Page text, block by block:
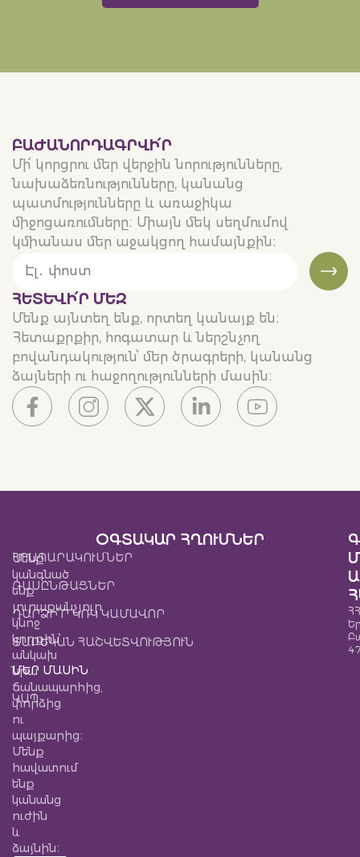
ԲԱԺԱՆՈՐԴԱԳՐՎԻ՛Ր
Մի՛ կորցրու մեր վերջին նորությունները,
նախաձեռնությունները, կանանց
պատմությունները և առաջիկա
միջոցառումները։ Միայն մեկ սեղմումով
կմիանաս մեր աջակցող համայնքին։
ՀԵՏԵՒԻ՛Ր ՄԵԶ
Մենք այնտեղ ենք, որտեղ կանայք են։
Հետաքրքիր, հոգատար և ներշնչող
բովանդակություն՝ մեր ծրագրերի, կանանց
ձայների ու հաջողությունների մասին։
Մենք
կանգնած
ենք
յուրաքանչյուր
կնոջ
կողքին՝
անկախ
նրա
ճանապարհից,
փորձից
ու
պայքարից։
Մենք
հավատում
ենք
կանանց
ուժին
և
ձայնին։
ՕԳՏԱԿԱՐ ՀՂՈՒՄՆԵՐ
ՀՐԱՊԱՐԱԿՈՒՄՆԵՐ
ԴԱՍԸՆԹԱՑՆԵՐ
ԴԱՐՁԻ՜Ր ԿՌԿ ԿԱՄԱՎՈՐ
ՏԱՐԵԿԱՆ ՀԱՇՎԵՏՎՈՒԹՅՈՒՆ
ՄԵՐ ՄԱՍԻՆ
ԿԱՊ